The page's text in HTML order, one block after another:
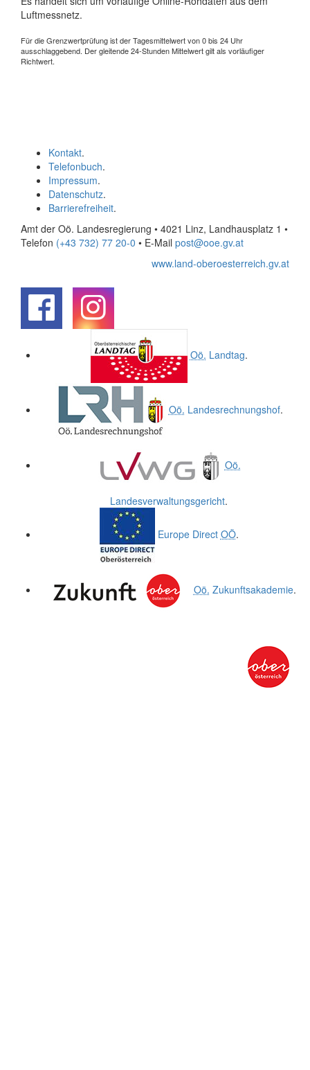
Luftmessnetz.
Für die Grenzwertprüfung ist der Tagesmittelwert von 0 bis 24 Uhr
ausschlaggebend. Der gleitende 24-Stunden Mittelwert gilt als vorläufiger
Richtwert.
Kontakt.
Telefonbuch.
Impressum.
Datenschutz.
Barrierefreiheit.
Amt der Oö. Landesregierung • 4021 Linz, Landhausplatz 1 •
Telefon (+43 732) 77 20-0 • E-Mail post@ooe.gv.at
www.land-oberoesterreich.gv.at
Oö. Landtag.
Oö. Landesrechnungshof.
Oö.
Landesverwaltungsgericht.
Europe Direct OÖ.
Oö. Zukunftsakademie.